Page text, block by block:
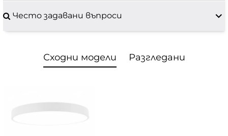
Често задавани въпроси
Сходни модели Разгледани